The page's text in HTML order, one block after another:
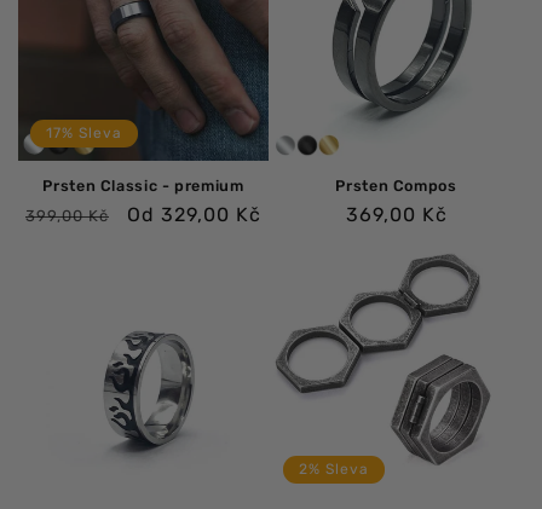
17% Sleva
Prsten Classic - premium
Běžná
399,00 Kč
Výprodejová
Od 329,00 Kč
Prsten Compos
Běžná
369,00 Kč
2% Sleva